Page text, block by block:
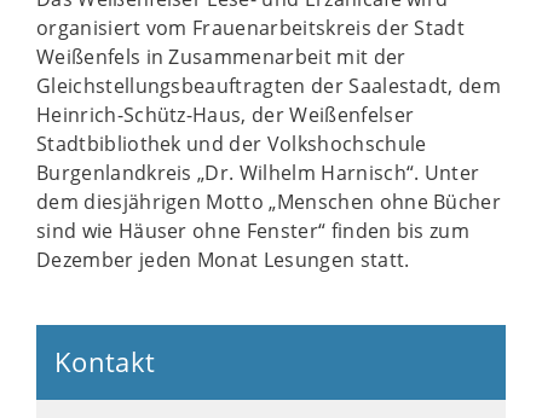
organisiert vom Frauenarbeitskreis der Stadt
Weißenfels in Zusammenarbeit mit der
Gleichstellungsbeauftragten der Saalestadt, dem
Heinrich-Schütz-Haus, der Weißenfelser
Stadtbibliothek und der Volkshochschule
Burgenlandkreis „Dr. Wilhelm Harnisch“. Unter
dem diesjährigen Motto „Menschen ohne Bücher
sind wie Häuser ohne Fenster“ finden bis zum
Dezember jeden Monat Lesungen statt.
Kontakt